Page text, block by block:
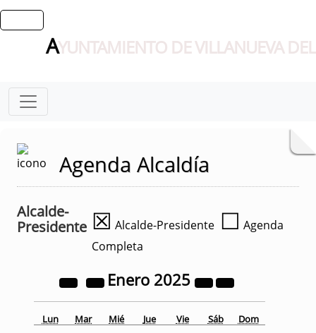
AYUNTAMIENTO DE VILLANUEVA
Agenda Alcaldía
Alcalde-
Presidente ☒ Alcalde-Presidente ☐ Agenda
Completa
Enero 2025
Lun Mar Mié Jue Vie Sáb Dom